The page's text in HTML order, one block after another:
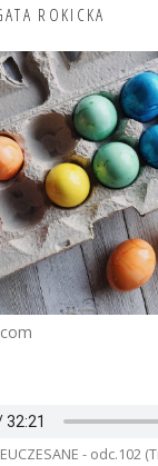
ROKICKA
- odc.102